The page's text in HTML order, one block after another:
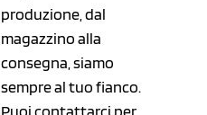
produzione, dal
magazzino alla
consegna, siamo
sempre al tuo fianco.
Puoi contattarci per